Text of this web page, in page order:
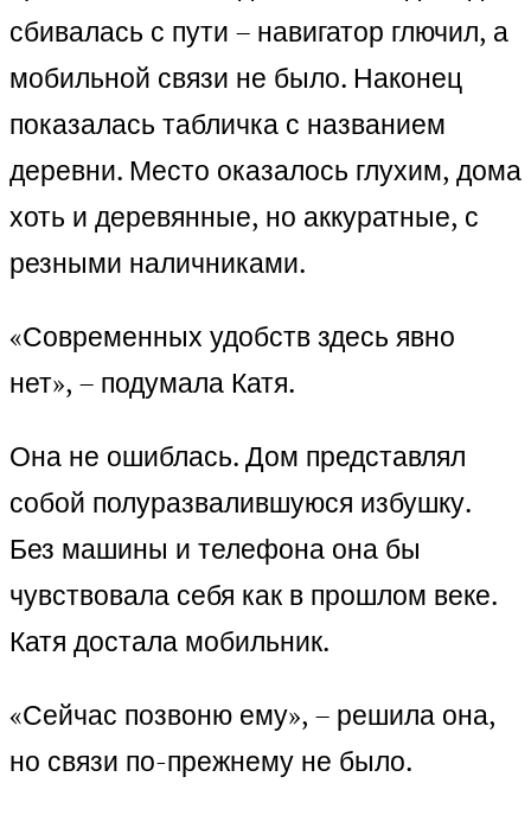
сбивалась с пути – навигатор глючил, а
мобильной связи не было. Наконец
показалась табличка с названием
деревни. Место оказалось глухим, дома
хоть и деревянные, но аккуратные, с
резными наличниками.
«Современных удобств здесь явно
нет», – подумала Катя.
Она не ошиблась. Дом представлял
собой полуразвалившуюся избушку.
Без машины и телефона она бы
чувствовала себя как в прошлом веке.
Катя достала мобильник.
«Сейчас позвоню ему», – решила она,
но связи по-прежнему не было.